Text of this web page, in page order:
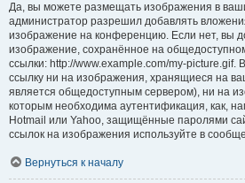
Да, вы можете размещать изображения в
администратор разрешил добавлять
изображение на конференцию. Если нет, вы
изображение, сохранённое на
ссылки: http://www.example.com/my-picture.gif.
ссылку ни на изображения, хранящиеся на
является общедоступным сервером), ни на
которым необходима аутентификация, как,
Hotmail или Yahoo, защищённые паролями
ссылок на изображения используйте в
Вернуться к началу